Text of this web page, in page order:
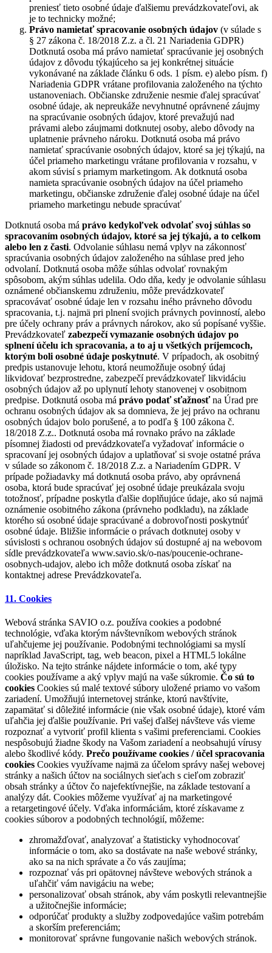
preniesť tieto osobné údaje ďalšiemu prevádzkovateľovi, ak
je to technicky možné;
Právo namietať spracovanie osobných údajov (v súlade s
§ 27 zákona č. 18/2018 Z.z. a čl. 21 Nariadenia GDPR)
Dotknutá osoba má právo namietať spracúvanie jej osobných
údajov z dôvodu týkajúceho sa jej konkrétnej situácie
vykonávané na základe článku 6 ods. 1 písm. e) alebo písm. f)
Nariadenia GDPR vrátane profilovania založeného na týchto
ustanoveniach. Občianske združenie nesmie ďalej spracúvať
osobné údaje, ak nepreukáže nevyhnutné oprávnené záujmy
na spracúvanie osobných údajov, ktoré prevažujú nad
právami alebo záujmami dotknutej osoby, alebo dôvody na
uplatnenie právneho nároku. Dotknutá osoba má právo
namietať spracúvanie osobných údajov, ktoré sa jej týkajú, na
účel priameho marketingu vrátane profilovania v rozsahu, v
akom súvisí s priamym marketingom. Ak dotknutá osoba
namieta spracúvanie osobných údajov na účel priameho
marketingu, občianske združenie ďalej osobné údaje na účel
priameho marketingu nebude spracúvať
Dotknutá osoba má právo kedykoľvek odvolať svoj súhlas so
spracovaním osobných údajov, ktoré sa jej týkajú, a to celkom
alebo len z časti. Odvolanie súhlasu nemá vplyv na zákonnosť
spracúvania osobných údajov založeného na súhlase pred jeho
odvolaní. Dotknutá osoba môže súhlas odvolať rovnakým
spôsobom, akým súhlas udelila. Odo dňa, kedy je odvolanie súhlasu
oznámené občianskemu združeniu, môže prevádzkovateľ
spracovávať osobné údaje len v rozsahu iného právneho dôvodu
spracovania, t.j. najmä pri plnení svojich právnych povinností, alebo
pre účely ochrany práv a právnych nárokov, ako sú popísané vyššie.
Prevádzkovateľ zabezpečí vymazanie osobných údajov po
splnení účelu ich spracovania, a to aj u všetkých príjemcoch,
ktorým boli osobné údaje poskytnuté. V prípadoch, ak osobitný
predpis ustanovuje lehotu, ktorá neumožňuje osobný údaj
likvidovať bezprostredne, zabezpečí prevádzkovateľ likvidáciu
osobných údajov až po uplynutí lehoty stanovenej v osobitnom
predpise. Dotknutá osoba má právo podať sťažnosťna Úrad pre
ochranu osobných údajov ak sa domnieva, že jej právo na ochranu
osobných údajov bolo porušené, a to podľa § 100 zákona č.
18/2018 Z.z.. Dotknutá osoba má rovnako právo na základe
písomnej žiadosti od prevádzkovateľa vyžadovať informácie o
spracovaní jej osobných údajov a uplatňovať si svoje ostatné práva
v súlade so zákonom č. 18/2018 Z.z. a Nariadením GDPR. V
prípade požiadavky má dotknutá osoba právo, aby oprávnená
osoba, ktorá bude spracúvať jej osobné údaje preukázala svoju
totožnosť, prípadne poskytla ďalšie doplňujúce údaje, ako sú najmä
oznámenie osobitného zákona (právneho podkladu), na základe
ktorého sú osobné údaje spracúvané a dobrovoľnosti poskytnúť
osobné údaje. Bližšie informácie o právach dotknutej osoby v
súvislosti s ochranou osobných údajov sú dostupné aj na webovom
sídle prevádzkovateľa www.savio.sk/o-nas/poucenie-ochrane-
osobnych-udajov, alebo ich môže dotknutá osoba získať na
kontaktnej adrese Prevádzkovateľa.
11. Cookies
Webová stránka SAVIO o.z. používa cookies a podobné
technológie, vďaka ktorým návštevníkom webových stránok
uľahčujeme jej používanie. Podobnými technológiami sa myslí
napríklad JavaScript, tag, web beacon, pixel a HTML5 lokálne
úložisko. Na tejto stránke nájdete informácie o tom, aké typy
cookies používame a aký vplyv majú na vaše súkromie. Čo sú to
cookies Cookies sú malé textové súbory uložené priamo vo vašom
zariadení. Umožňujú internetovej stránke, ktorú navštívite,
zapamätať si dôležité informácie (nie však osobné údaje), ktoré vám
uľahčia jej ďalšie používanie. Pri vašej ďalšej návšteve vás vieme
rozpoznať a vytvoriť profil klienta s vašimi preferenciami. Cookies
nespôsobujú žiadne škody na Vašom zariadení a neobsahujú vírusy
alebo škodlivé kódy. Prečo používame cookies / účel spracovania
cookies Cookies využívame najmä za účelom správy našej webovej
stránky a našich účtov na sociálnych sieťach s cieľom zobraziť
obsah stránky a účtov čo najefektívnejšie, na základe testovaní a
analýzy dát. Cookies môžeme využívať aj na marketingové
a retargetingové účely. Vďaka informáciám, ktoré získavame z
cookies súborov a podobných technológií, môžeme:
zhromažďovať, analyzovať a štatisticky vyhodnocovať
informácie o tom, ako sa dostávate na naše webové stránky,
ako sa na nich správate a čo vás zaujíma;
rozpoznať vás pri opätovnej návšteve webových stránok a
uľahčiť vám navigáciu na webe;
personalizovať obsah stránok, aby vám poskytli relevantnejšie
a užitočnejšie informácie;
odporúčať produkty a služby zodpovedajúce vašim potrebám
a skorším preferenciám;
monitorovať správne fungovanie našich webových stránok.